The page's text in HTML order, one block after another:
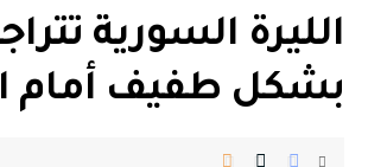
الليرة السورية
بشكل طفيف أمام